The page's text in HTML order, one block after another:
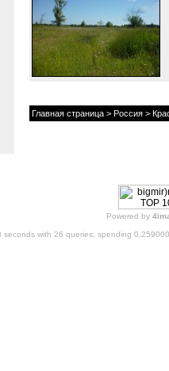
Главная страница > Россия >
Powered by
with 26 queries, spending